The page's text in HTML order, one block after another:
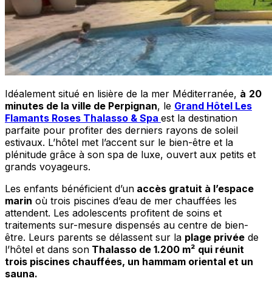
Idéalement situé en lisière de la mer Méditerranée, à 20
minutes de la ville de Perpignan, le Grand Hôtel Les
Flamants Roses Thalasso & Spa est la destination
parfaite pour profiter des derniers rayons de soleil
estivaux. L’hôtel met l’accent sur le bien-être et la
plénitude grâce à son spa de luxe, ouvert aux petits et
grands voyageurs.
Les enfants bénéficient d’un accès gratuit à l’espace
marin où trois piscines d’eau de mer chauffées les
attendent. Les adolescents profitent de soins et
traitements sur-mesure dispensés au centre de bien-
être. Leurs parents se délassent sur la plage privée de
l’hôtel et dans son Thalasso de 1.200 m² qui réunit
trois piscines chauffées, un hammam oriental et un
sauna.